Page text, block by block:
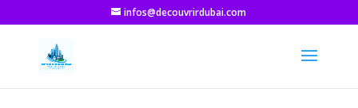
infos@decouvrirdubai.com